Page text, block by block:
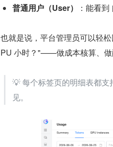
普通用户（User）
：能看到
也就是说，平台管理员可以轻
PU 小时？"——做成本核算、做
💡 每个标签页的明细表都支
见。